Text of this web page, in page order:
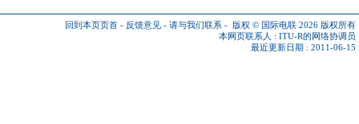
回到本页页首 - 反馈意见 - 请与我们联系 - 版权 © 国际电联 2026 版权所有
本网页联系人 : ITU-R的网络协调员
最近更新日期 : 2011-06-15